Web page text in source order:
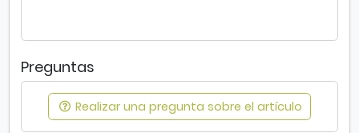
a
u
Preguntas
Realizar una pregunta sobre el artículo